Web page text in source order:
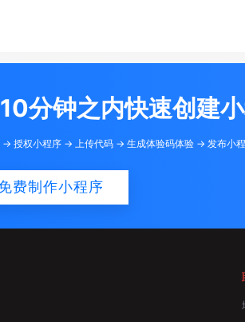
分钟之内快速创建
> 授权小程序 -> 上传代码 -> 生成体验码体验 -> 发布小
费制作小程序